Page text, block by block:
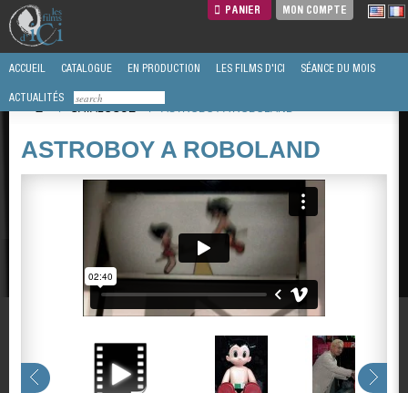
PANIER MON COMPTE
ACCUEIL CATALOGUE EN PRODUCTION LES FILMS D'ICI SÉANCE DU MOIS
ACTUALITÉS
/
CATALOGUE / ASTROBOY A ROBOLAND
ASTROBOY A ROBOLAND